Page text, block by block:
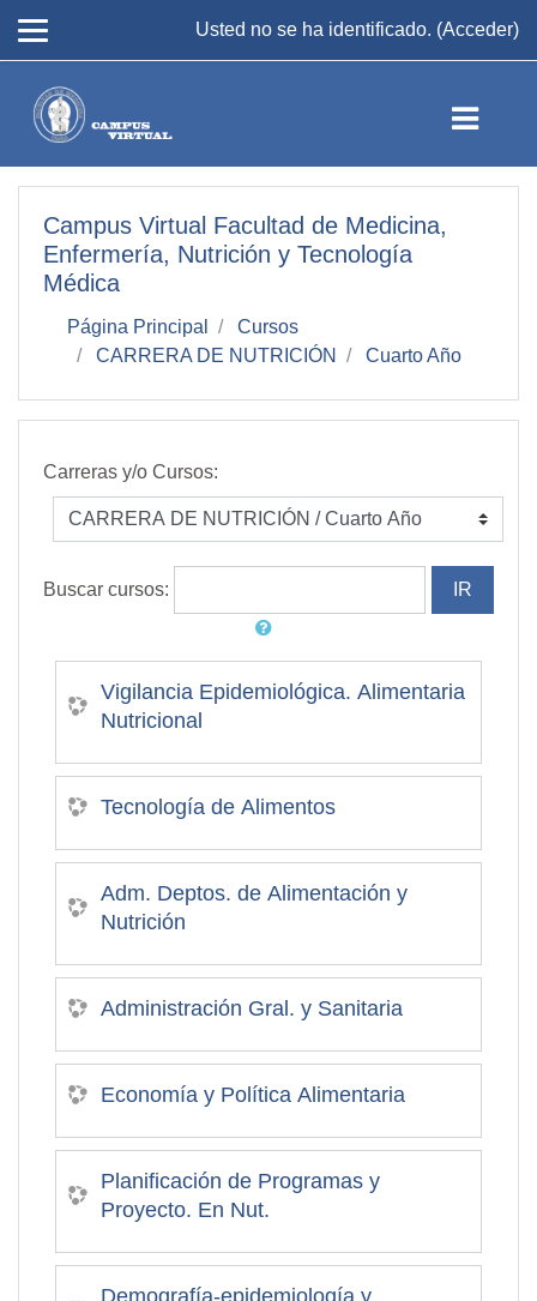
Usted no se ha identificado. (Acceder)
Campus Virtual Facultad de Medicina,
Enfermería, Nutrición y Tecnología
Médica
Página Principal
Cursos
CARRERA DE NUTRICIÓN
Cuarto Año
Carreras y/o Cursos:
Buscar cursos:
Vigilancia Epidemiológica. Alimentaria
Nutricional
Tecnología de Alimentos
Adm. Deptos. de Alimentación y
Nutrición
Administración Gral. y Sanitaria
Economía y Política Alimentaria
Planificación de Programas y
Proyecto. En Nut.